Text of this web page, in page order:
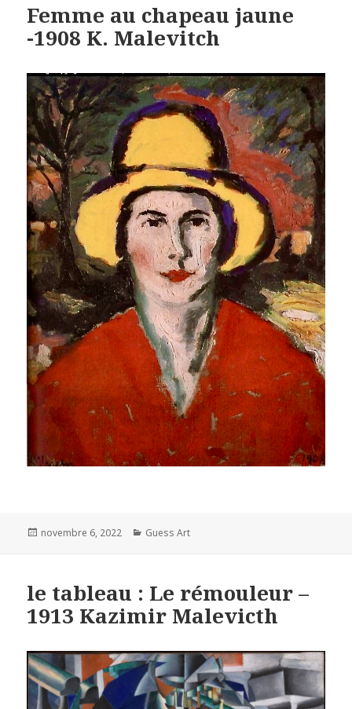
Femme au chapeau jaune
-1908 K. Malevitch
Posted
novembre 6, 2022 Categories
Guess Art
le tableau : Le rémouleur –
1913 Kazimir Malevicth